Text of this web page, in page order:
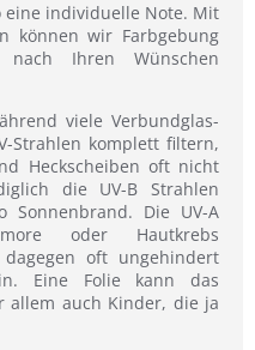
eine individuelle Note. Mit
können wir Farbgebung
Ihren Wünschen
viele Verbundglas-
Strahlen komplett filtern,
Heckscheiben oft nicht
die UV-B Strahlen
Die UV-A
oder Hautkrebs
oft ungehindert
Eine Folie kann das
allem auch Kinder, die ja